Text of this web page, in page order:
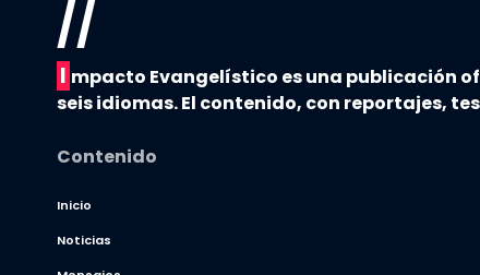
//
I mpacto Evangelístico es una publicación
seis idiomas. El contenido, con reportajes,
Contenido
Inicio
Noticias